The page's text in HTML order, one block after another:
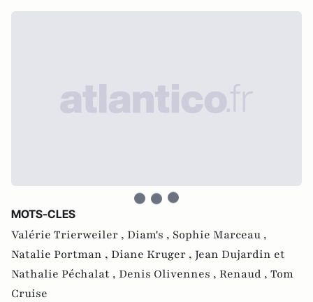
MOTS-CLES
Valérie Trierweiler , Diam's , Sophie Marceau ,
Natalie Portman , Diane Kruger , Jean Dujardin et
Nathalie Péchalat , Denis Olivennes , Renaud , Tom
Cruise